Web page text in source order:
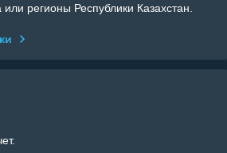
или регионы Республики Казахстан.